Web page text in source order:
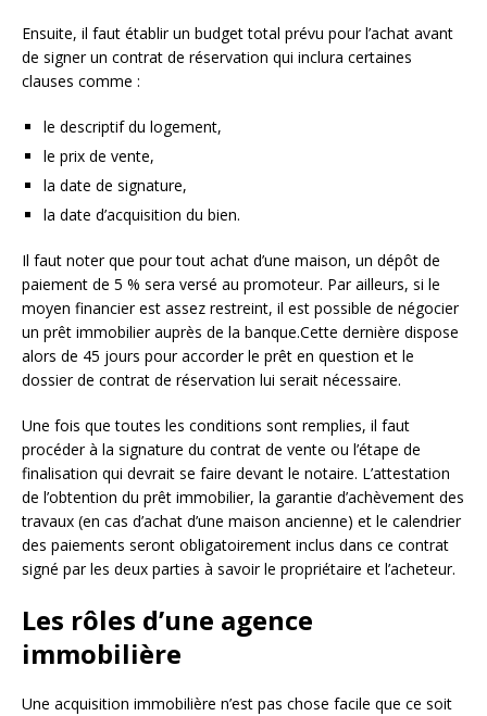
Ensuite, il faut établir un budget total prévu pour l’achat avant
de signer un contrat de réservation qui inclura certaines
clauses comme :
le descriptif du logement,
le prix de vente,
la date de signature,
la date d’acquisition du bien.
Il faut noter que pour tout achat d’une maison, un dépôt de
paiement de 5 % sera versé au promoteur. Par ailleurs, si le
moyen financier est assez restreint, il est possible de négocier
un prêt immobilier auprès de la banque.Cette dernière dispose
alors de 45 jours pour accorder le prêt en question et le
dossier de contrat de réservation lui serait nécessaire.
Une fois que toutes les conditions sont remplies, il faut
procéder à la signature du contrat de vente ou l’étape de
finalisation qui devrait se faire devant le notaire. L’attestation
de l’obtention du prêt immobilier, la garantie d’achèvement des
travaux (en cas d’achat d’une maison ancienne) et le calendrier
des paiements seront obligatoirement inclus dans ce contrat
signé par les deux parties à savoir le propriétaire et l’acheteur.
Les rôles d’une agence
immobilière
Une acquisition immobilière n’est pas chose facile que ce soit